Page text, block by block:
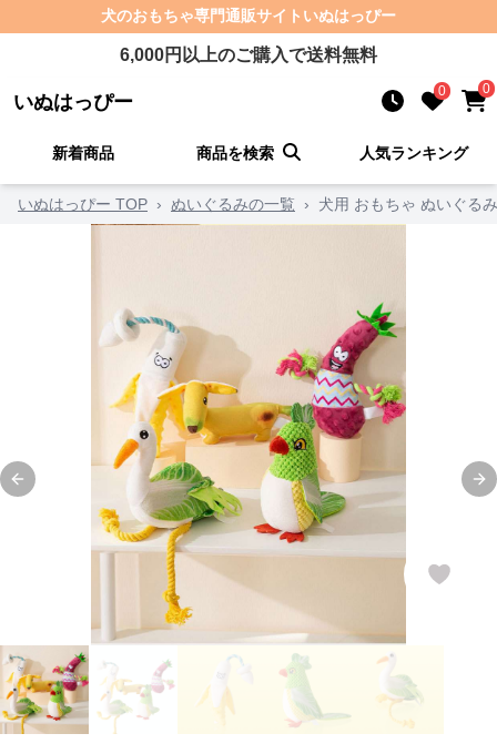
犬のおもちゃ専門通販サイト いぬはっぴー
6,000円以上のご購入で送料無料
いぬはっぴー 0 0
新着商品 商品を検索 人気ランキング
いぬはっぴー TOP › ぬいぐるみの一覧 › 犬用 おもちゃ ぬいぐる
Previous slide